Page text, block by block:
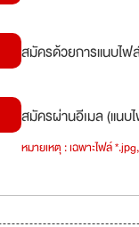
สมัครด้วยการแนบไฟ
สมัครผ่านอีเมล (แนบ
หมายเหตุ : เฉพาะไฟล์